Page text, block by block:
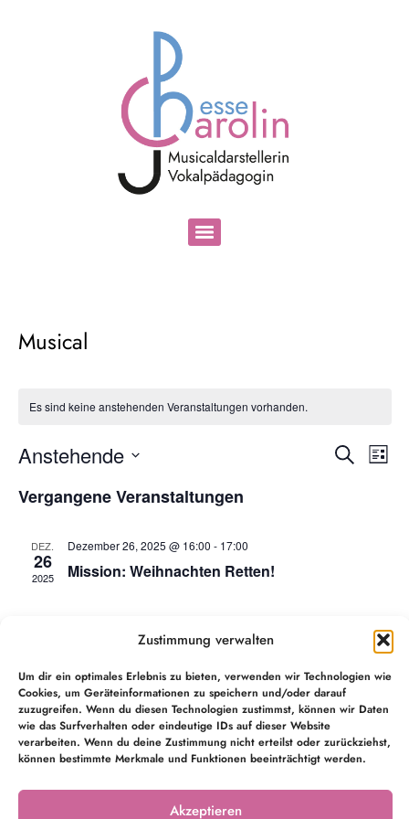
Zustimmung verwalten
Um dir ein optimales Erlebnis zu bieten, verwenden wir Technologien wie
Cookies, um Geräteinformationen zu speichern und/oder darauf
zuzugreifen. Wenn du diesen Technologien zustimmst, können wir Daten
wie das Surfverhalten oder eindeutige IDs auf dieser Website
verarbeiten. Wenn du deine Zustimmung nicht erteilst oder zurückziehst,
können bestimmte Merkmale und Funktionen beeinträchtigt werden.
Akzeptieren
Musical
Es sind keine anstehenden Veranstaltungen vorhanden.
SucheListe
Anstehende
wählen.
Vergangene Veranstaltungen
DEZ.
26
2025
Dezember 26, 2025 @ 16:00 - 17:00
Mission: Weihnachten Retten!
Die Weihnachtsschule
NOV.
29
2025
November 29, 2025 @ 16:00-17:00
Mission: Weihnachten Retten!